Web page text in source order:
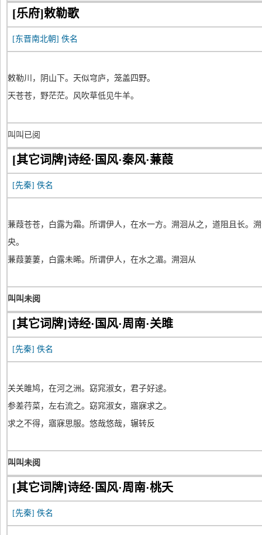
[乐府]敕勒歌
[东晋南北朝] 佚名
敕勒川，阴山下。天似穹庐，笼盖四野。
天苍苍，野茫茫。风吹草低见牛羊。
叫叫已阅
[其它词牌]诗经·国风·秦风·蒹葭
[先秦] 佚名
蒹葭苍苍，白露为霜。所谓伊人，在水一方。溯洄从之，道阻且长。
央。
蒹葭萋萋，白露未晞。所谓伊人，在水之湄。溯洄从
叫叫未阅
[其它词牌]诗经·国风·周南·关雎
[先秦] 佚名
关关雎鸠，在河之洲。窈窕淑女，君子好逑。
参差荇菜，左右流之。窈窕淑女，寤寐求之。
求之不得，寤寐思服。悠哉悠哉，辗转反
叫叫未阅
[其它词牌]诗经·国风·周南·桃夭
[先秦] 佚名